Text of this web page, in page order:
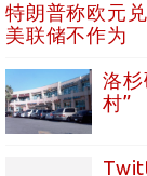
特朗普称欧元
美联储不作为
洛杉
村”